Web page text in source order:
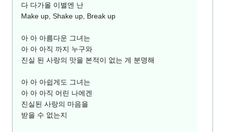
다 다가올 이별엔 난
Make up, Shake up, Break up
아 아 아름다운 그녀는
아 아 아직 까지 누구와
진실 된 사랑의 맛을 본적이 없는 게 분명해
아 아 아쉽게도 그녀는
아 아 아직 어린 나에겐
진실된 사랑의 마음을
받을 수 없는지